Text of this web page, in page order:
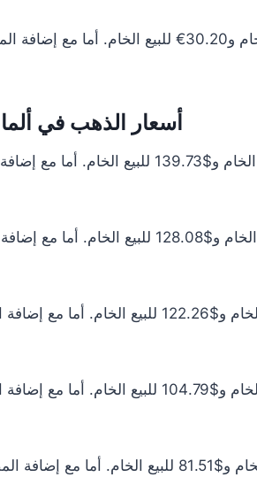
أسعار الذهب في